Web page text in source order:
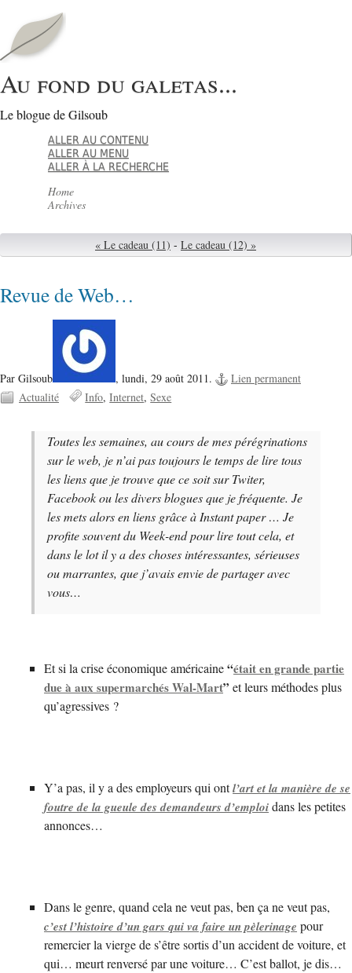
Au fond du galetas...
Le blogue de Gilsoub
ALLER AU CONTENU
ALLER AU MENU
ALLER À LA RECHERCHE
Home
Archives
« Le cadeau (11) - Le cadeau (12) »
Revue de Web…
Par Gilsoub , lundi, 29 août 2011.
Lien permanent
Actualité
Info Internet Sexe
Toutes les semaines, au cours de mes pérégrinations
sur le web, je n’ai pas toujours le temps de lire tous
les liens que je trouve que ce soit sur Twiter,
Facebook ou les divers blogues que je fréquente. Je
les mets alors en liens grâce à Instant paper … Je
profite souvent du Week-end pour lire tout cela, et
dans le lot il y a des choses intéressantes, sérieuses
ou marrantes, que j’avais envie de partager avec
vous…
Et si la crise économique américaine“était en grande partie
due à aux supermarchés Wal-Mart” et leurs méthodes plus
qu’agressives ?
Y’a pas, il y a des employeurs qui ontl’art et la manière de se
foutre de la gueule des demandeurs d’emploidans les petites
annonces…
Dans le genre, quand cela ne veut pas, ben ça ne veut pas,
c’est l’histoire d’un gars qui va faire un pèlerinage pour
remercier la vierge de s’être sortis d’un accident de voiture, et
qui… meurt renversé par une voiture… C’est ballot, je dis…